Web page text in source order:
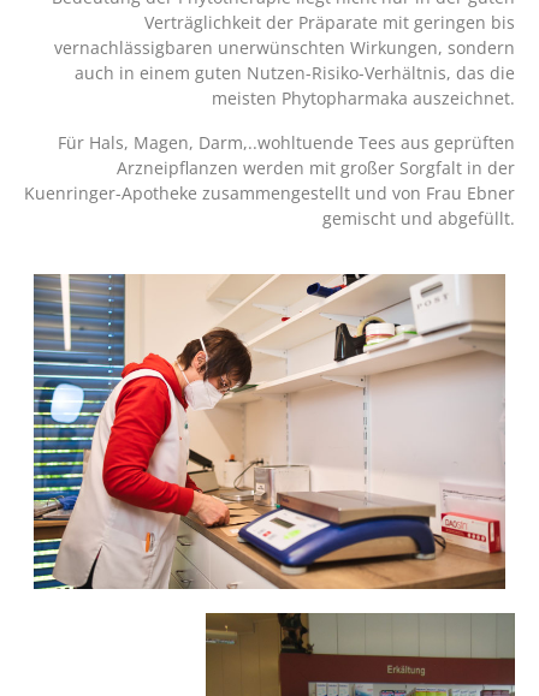
Verträglichkeit der Präparate mit geringen bis
vernachlässigbaren unerwünschten Wirkungen, sondern
auch in einem guten Nutzen-Risiko-Verhältnis, das die
meisten Phytopharmaka auszeichnet.
Für Hals, Magen, Darm,..wohltuende Tees aus geprüften
Arzneipflanzen werden mit großer Sorgfalt in der
Kuenringer-Apotheke zusammengestellt und von Frau Ebner
gemischt und abgefüllt.